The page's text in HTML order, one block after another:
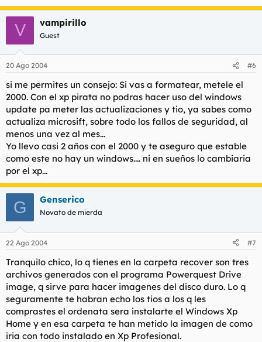
V vampirillo
Guest
20 Ago 2004 #6
si me permites un consejo: Si vas a formatear, metele el
2000. Con el xp pirata no podras hacer uso del windows
update pa meter las actualizaciones y tio, ya sabes como
actualiza microsift, sobre todo los fallos de seguridad, al
menos una vez al mes...
Yo llevo casi 2 años con el 2000 y te aseguro que estable
como este no hay un windows.... ni en sueños lo cambiaria
por el xp...
G Genserico
Novato de mierda
22 Ago 2004 #7
Tranquilo chico, lo q tienes en la carpeta recover son tres
archivos generados con el programa Powerquest Drive
image, q sirve para hacer imagenes del disco duro. Lo q
seguramente te habran echo los tios a los q les
comprastes el ordenata sera instalarte el Windows Xp
Home y en esa carpeta te han metido la imagen de como
iria con todo instalado en Xp Profesional.